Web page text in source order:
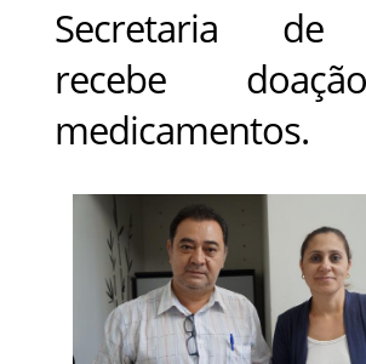
Secretaria de
recebe
medicamentos.